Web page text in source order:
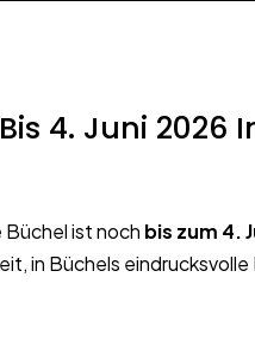
4. Juni 2026
Büchel ist noch bis zum 4.
in Büchels